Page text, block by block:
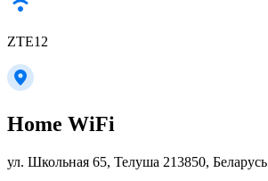
ZTE12
Home WiFi
ул. Школьная 65, Телуша 213850, Беларусь